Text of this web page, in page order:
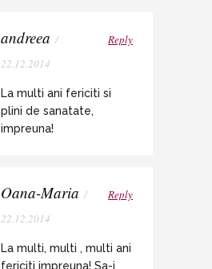
andreea /
22.12.2014
Reply
La multi ani fericiti si
plini de sanatate,
impreuna!
Oana-Maria /
22.12.2014
Reply
La multi, multi , multi ani
fericiti impreuna! Sa-i